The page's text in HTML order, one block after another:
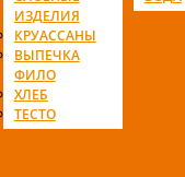
ИЗДЕЛИЯ
КРУАССАНЫ
ВЫПЕЧКА
ФИЛО
ХЛЕБ
ТЕСТО